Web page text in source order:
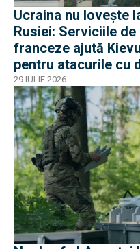
Ucraina nu lovește
Rusiei: Serviciile
franceze ajută
pentru atacurile cu
29 IULIE 2026